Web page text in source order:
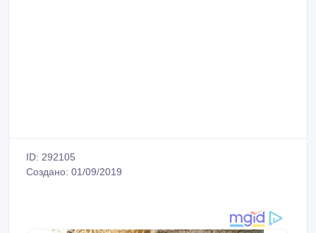
ID: 292105
Создано: 01/09/2019